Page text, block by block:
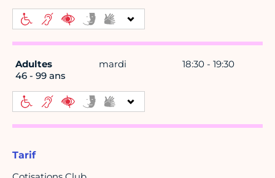
Adultes
46 - 99 ans
mardi 18:30 - 19:30
Tarif